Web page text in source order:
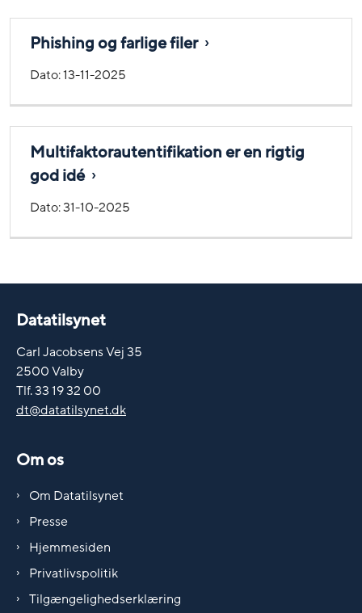
Phishing og farlige filer
Dato:13-11-2025
Multifaktorautentifikation er en rigtig
god idé
Dato:31-10-2025
Datatilsynet
Carl Jacobsens Vej 35
2500 Valby
Tlf. 33 19 32 00
dt@datatilsynet.dk
Om os
Om Datatilsynet
Presse
Hjemmesiden
Privatlivspolitik
Tilgængelighedserklæring